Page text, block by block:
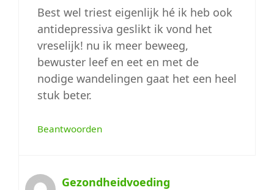
Best wel triest eigenlijk hé ik heb ook
antidepressiva geslikt ik vond het
vreselijk! nu ik meer beweeg,
bewuster leef en eet en met de
nodige wandelingen gaat het een heel
stuk beter.
Beantwoorden
Gezondheidvoeding